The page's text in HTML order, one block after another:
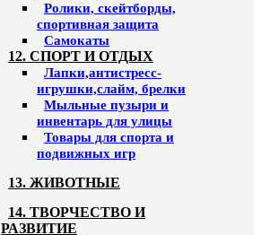
Ролики, скейтборды,
спортивная защита
Самокаты
12. СПОРТ И ОТДЫХ
Лапки,антистресс-
игрушки,слайм, брелки
Мыльные пузыри и
инвентарь для улицы
Товары для спорта и
подвижных игр
13. ЖИВОТНЫЕ
14. ТВОРЧЕСТВО И
РАЗВИТИЕ